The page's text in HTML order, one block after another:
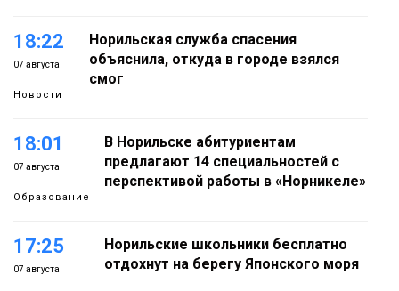
18:22
07 августа
Новости
Норильская служба спасения
объяснила, откуда в городе взялся
смог
18:01
07 августа
Образование
В Норильске абитуриентам
предлагают 14 специальностей с
перспективой работы в «Норникеле»
17:25
07 августа
Норильские школьники бесплатно
отдохнут на берегу Японского моря